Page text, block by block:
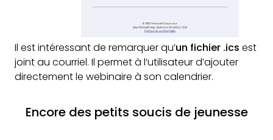
Il est intéressant de remarquer qu’un fichier .ics est
joint au courriel. Il permet à l’utilisateur d’ajouter
directement le webinaire à son calendrier.
Encore des petits soucis de jeunesse